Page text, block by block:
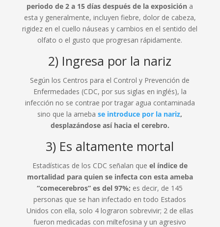
periodo de 2 a 15 días después de la exposición a
esta y generalmente, incluyen fiebre, dolor de cabeza,
rigidez en el cuello náuseas y cambios en el sentido del
olfato o el gusto que progresan rápidamente.
2) Ingresa por la nariz
Según los Centros para el Control y Prevención de
Enfermedades (CDC, por sus siglas en inglés), la
infección no se contrae por tragar agua contaminada
sino que la amebase introduce por la nariz,
desplazándose así hacia el cerebro.
3) Es altamente mortal
Estadísticas de los CDC señalan que el índice de
mortalidad para quien se infecta con esta ameba
“comecerebros” es del 97%; es decir, de 145
personas que se han infectado en todo Estados
Unidos con ella, solo 4 lograron sobrevivir; 2 de ellas
fueron medicadas con miltefosina y un agresivo